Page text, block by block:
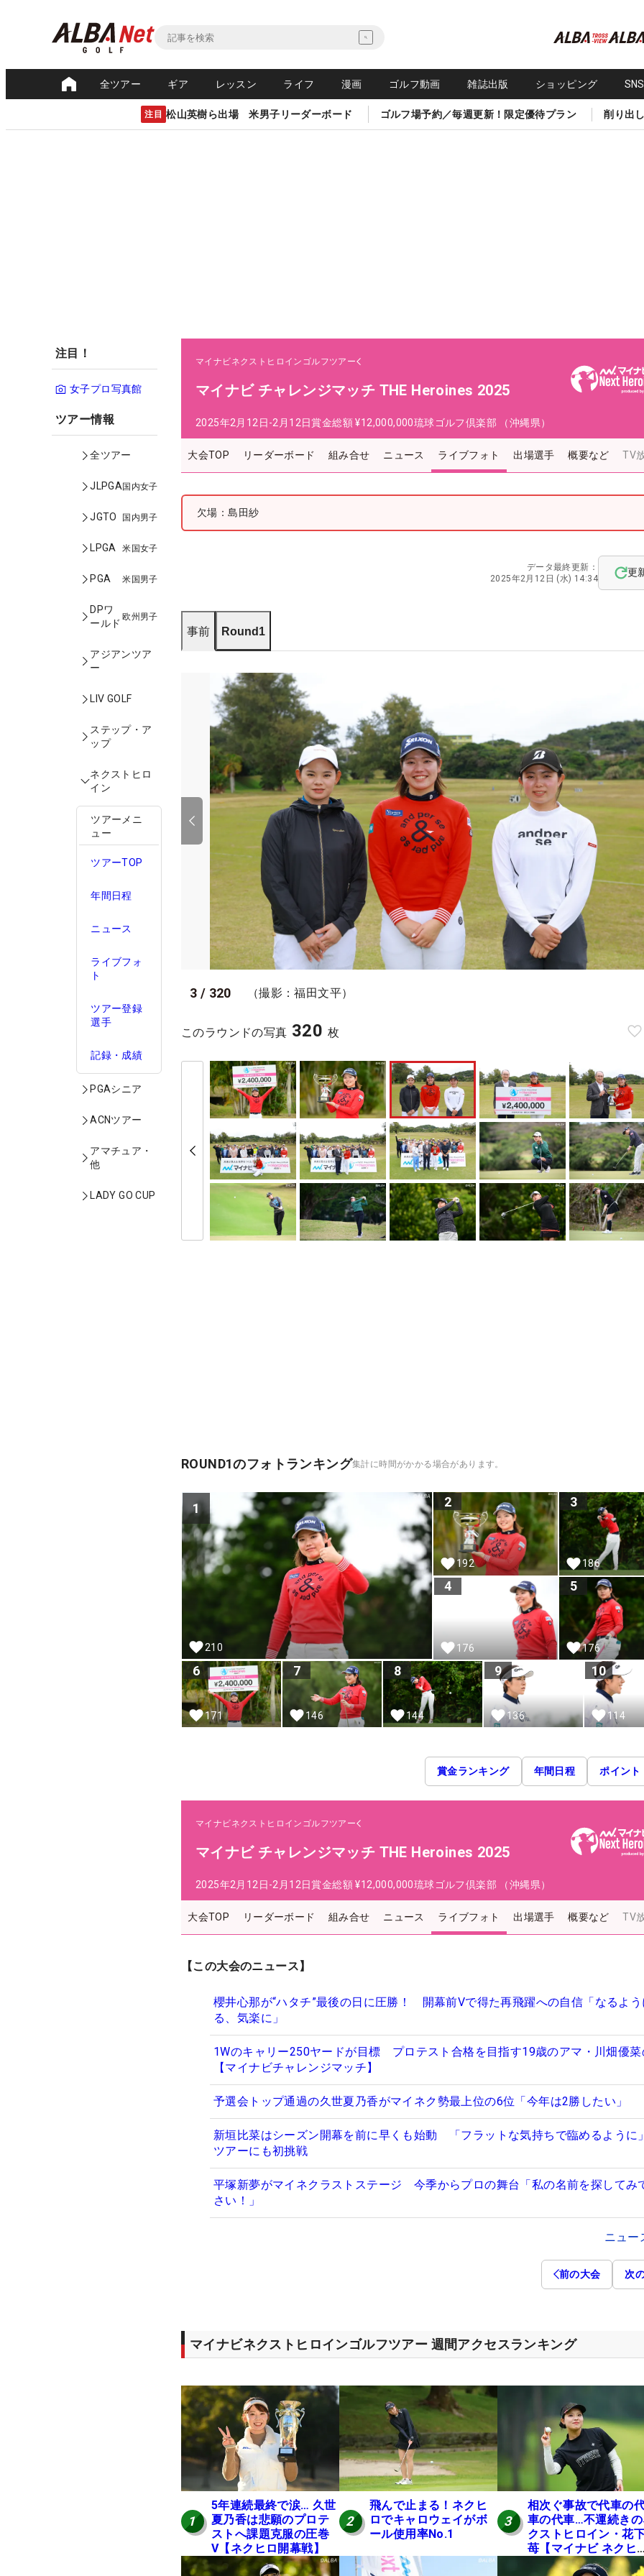
全ツアー ギア レッスン ライフ 漫画 ゴルフ動画 雑誌出版 ショッピング
注目 松山英樹ら出場 米男子リーダーボード ゴルフ場予約／毎週更新！限定優待プラン 削り出
注目！
女子プロ写真館
ツアー情報
全ツアー
JLPGA国内女子
JGTO 国内男子
LPGA 米国女子
PGA 米国男子
DPワ
ールド
欧州男子
アジアンツア
ー
LIV GOLF
ステップ・ア
ップ
ネクストヒロ
イン
ツアーメニ
ュー
ツアーTOP
年間日程
ニュース
ライブフォ
ト
ツアー登録
選手
記録・成績
PGAシニア
ACNツアー
アマチュア・
他
LADY GO CUP
マイナビネクストヒロインゴルフツアー
マイナビ チャレンジマッチ THE Heroines 2025
2025年2月12日-2月12日賞金総額 ¥12,000,000琉球ゴルフ倶楽部 （沖縄県）
大会TOP リーダーボード 組み合せ ニュース ライブフォト 出場選手 概要など TV
欠場：島田紗
データ最終更新：
2025年2月12日 (水) 14:34
更
事前 Round1
3 / 320 （撮影：福田文平）
このラウンドの写真 320 枚
ROUND1のフォトランキング集計に時間がかかる場合があります。
1
210
2
192
3
186
4
176
5
176
6
171
7
146
8
144
9
136
10
114
賞金ランキング 年間日程 ポイント
マイナビネクストヒロインゴルフツアー
マイナビ チャレンジマッチ THE Heroines 2025
2025年2月12日-2月12日賞金総額 ¥12,000,000琉球ゴルフ倶楽部 （沖縄県）
大会TOP リーダーボード 組み合せ ニュース ライブフォト 出場選手 概要など TV
【この大会のニュース】
櫻井心那が“ハタチ”最後の日に圧勝！ 開幕前Vで得た再飛躍への自信「なるよ
る、気楽に」
1Wのキャリー250ヤードが目標 プロテスト合格を目指す19歳のアマ・川畑優菜
【マイナビチャレンジマッチ】
予選会トップ通過の久世夏乃香がマイネク勢最上位の6位「今年は2勝したい」
新垣比菜はシーズン開幕を前に早くも始動 「フラットな気持ちで臨めるように
ツアーにも初挑戦
平塚新夢がマイネクラストステージ 今季からプロの舞台「私の名前を探してみ
さい！」
ニュー
前の大会 次
マイナビネクストヒロインゴルフツアー 週間アクセスランキング
1
5年連続最終で涙… 久世
夏乃香は悲願のプロテ
ストへ課題克服の圧巻
V【ネクヒロ開幕戦】
2
飛んで止まる！ネクヒ
ロでキャロウェイがボ
ール使用率No.1
3
相次ぐ事故で代車の
車の代車…不運続き
クストヒロイン・花
苺【マイナビ ネクヒ
第6戦】